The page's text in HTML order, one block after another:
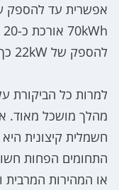
להספק של 22kW כך שטעינה מלאה אורכת כ-6 שעות.
למרות כל הביקורת
מהלך מושכל מאוד.
חשמלית קיצונית
התחומים הפחות
או המהירות